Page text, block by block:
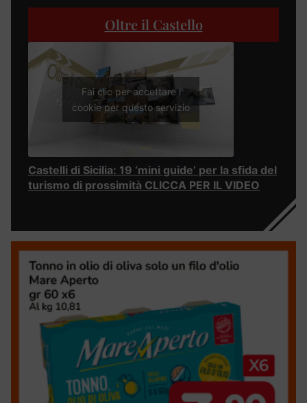
Oltre il Castello
Fai clic per accettare i
cookie per questo servizio
Castelli di Sicilia: 19 ‘mini guide’ per la sfida del
turismo di prossimità CLICCA PER IL VIDEO